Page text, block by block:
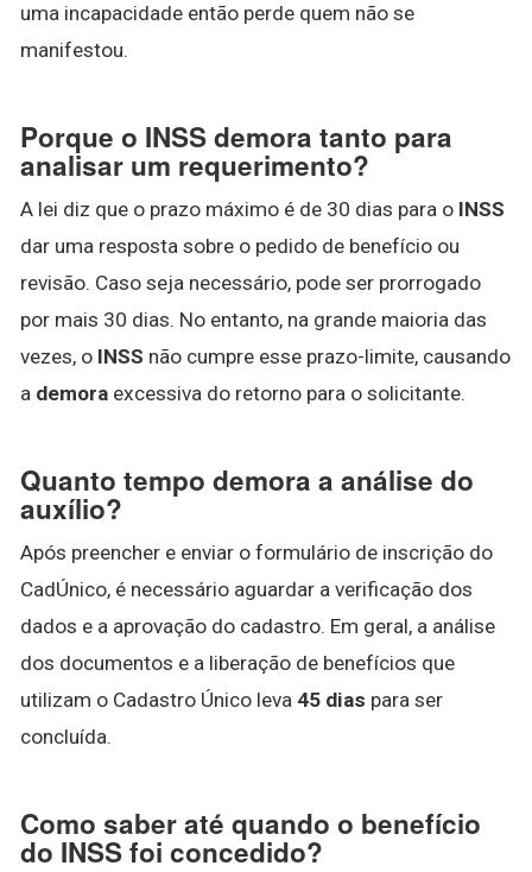
uma incapacidade então perde quem não se
manifestou.
Porque o INSS demora tanto para
analisar um requerimento?
A lei diz que o prazo máximo é de 30 dias para o INSS
dar uma resposta sobre o pedido de benefício ou
revisão. Caso seja necessário, pode ser prorrogado
por mais 30 dias. No entanto, na grande maioria das
vezes, o INSS não cumpre esse prazo-limite, causando
a demora excessiva do retorno para o solicitante.
Quanto tempo demora a análise do
auxílio?
Após preencher e enviar o formulário de inscrição do
CadÚnico, é necessário aguardar a verificação dos
dados e a aprovação do cadastro. Em geral, a análise
dos documentos e a liberação de benefícios que
utilizam o Cadastro Único leva 45 dias para ser
concluída.
Como saber até quando o benefício
do INSS foi concedido?